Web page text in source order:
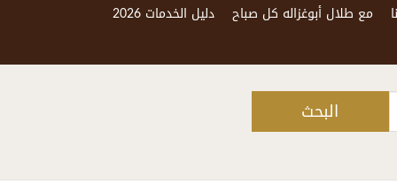
مع طلال أبوغزاله كل صباح دليل الخدمات 2026
البحث